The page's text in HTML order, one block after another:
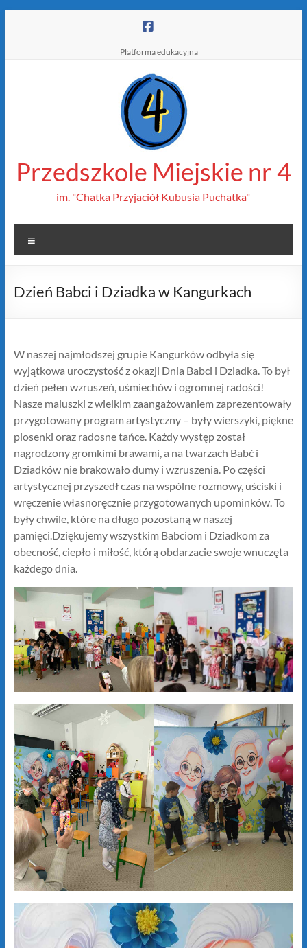
Platforma edukacyjna
Przedszkole Miejskie nr 4
im. "Chatka Przyjaciół Kubusia Puchatka"
Dzień Babci i Dziadka w Kangurkach
W naszej najmłodszej grupie Kangurków odbyła się
wyjątkowa uroczystość z okazji Dnia Babci i Dziadka. To był
dzień pełen wzruszeń, uśmiechów i ogromnej radości!
Nasze maluszki z wielkim zaangażowaniem zaprezentowały
przygotowany program artystyczny – były wierszyki, piękne
piosenki oraz radosne tańce. Każdy występ został
nagrodzony gromkimi brawami, a na twarzach Babć i
Dziadków nie brakowało dumy i wzruszenia. Po części
artystycznej przyszedł czas na wspólne rozmowy, uściski i
wręczenie własnoręcznie przygotowanych upominków. To
były chwile, które na długo pozostaną w naszej
pamięci.Dziękujemy wszystkim Babciom i Dziadkom za
obecność, ciepło i miłość, którą obdarzacie swoje wnuczęta
każdego dnia.